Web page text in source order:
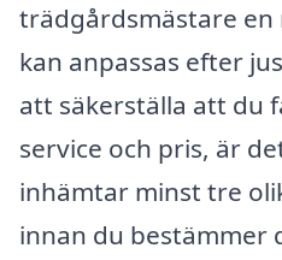
trädgårdsmästare
kan anpassas efter
att säkerställa att du
service och pris, är
inhämtar minst tre
innan du bestämmer